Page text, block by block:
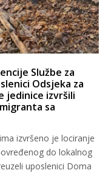
Službe za
Odsjeka za
jedinice izvršili
sa
izvršeno je lociranje
do lokalnog
uposlenici Doma